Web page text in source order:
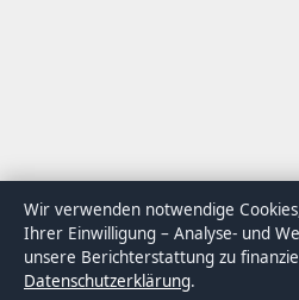
Wir verwenden notwendige
Ihrer Einwilligung – Analyse- und
unsere Berichterstattung zu
Datenschutzerklärung.